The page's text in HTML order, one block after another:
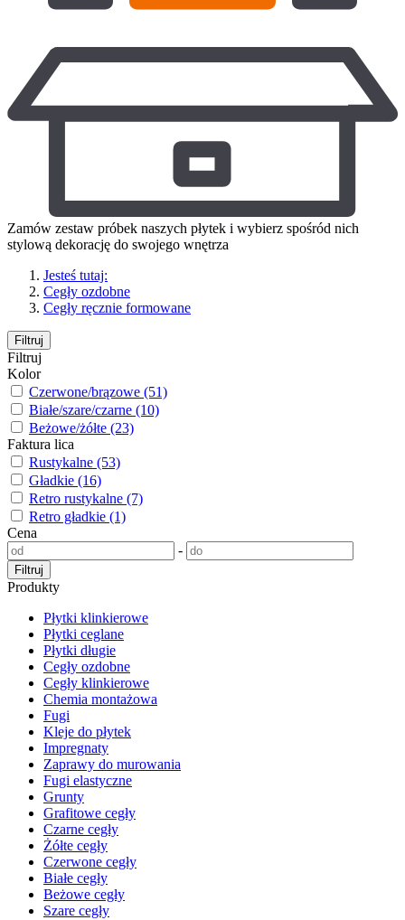
Zamów zestaw próbek naszych płytek i wybierz spośród nich
stylową dekorację do swojego wnętrza
Jesteś tutaj:
Cegły ozdobne
Cegły ręcznie formowane
Filtruj
Filtruj
Kolor
Czerwone/brązowe (51)
Białe/szare/czarne (10)
Beżowe/żółte (23)
Faktura lica
Rustykalne (53)
Gładkie (16)
Retro rustykalne (7)
Retro gładkie (1)
Cena
-
Filtruj
Produkty
Płytki klinkierowe
Płytki ceglane
Płytki długie
Cegły ozdobne
Cegły klinkierowe
Chemia montażowa
Fugi
Kleje do płytek
Impregnaty
Zaprawy do murowania
Fugi elastyczne
Grunty
Grafitowe cegły
Czarne cegły
Żółte cegły
Czerwone cegły
Białe cegły
Beżowe cegły
Szare cegły